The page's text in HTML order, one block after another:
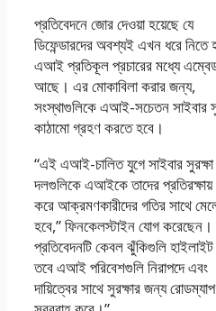
প্রতিবেদনে জোর দেওয়া হয়েছে যে
ডিফেন্ডারদের অবশ্যই এখন ধরে নিতে
এআই প্রতিকূল প্রচারের মধ্যে
আছে। এর মোকাবিলা করার জন্য,
সংস্থাগুলিকে এআই-সচেতন সাইবার
কাঠামো গ্রহণ করতে হবে।
“এই এআই-চালিত যুগে সাইবার সুরক্ষা
দলগুলিকে এআইকে তাদের
করে আক্রমণকারীদের গতির সাথে
হবে,” ফিনকেলস্টাইন যোগ
প্রতিবেদনটি কেবল ঝুঁকিগুলি
তবে এআই পরিবেশগুলি নিরাপদে এবং
দায়িত্বের সাথে সুরক্ষার জন্য রোডম্যাপ